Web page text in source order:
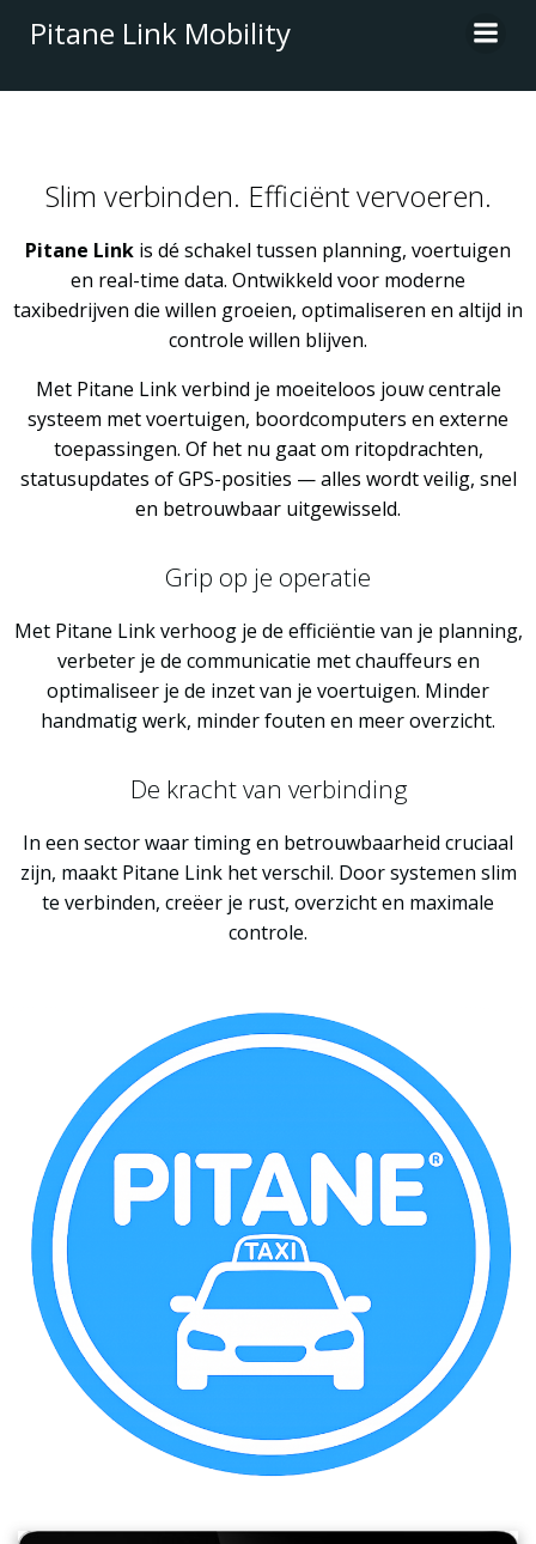
naar
inhoud
Pitane Link Mobility
Slim verbinden. Efficiënt vervoeren.
Pitane Link is dé schakel tussen planning, voertuigen
en real-time data. Ontwikkeld voor moderne
taxibedrijven die willen groeien, optimaliseren en altijd in
controle willen blijven.
Met Pitane Link verbind je moeiteloos jouw centrale
systeem met voertuigen, boordcomputers en externe
toepassingen. Of het nu gaat om ritopdrachten,
statusupdates of GPS-posities — alles wordt veilig, snel
en betrouwbaar uitgewisseld.
Grip op je operatie
Met Pitane Link verhoog je de efficiëntie van je planning,
verbeter je de communicatie met chauffeurs en
optimaliseer je de inzet van je voertuigen. Minder
handmatig werk, minder fouten en meer overzicht.
De kracht van verbinding
In een sector waar timing en betrouwbaarheid cruciaal
zijn, maakt Pitane Link het verschil. Door systemen slim
te verbinden, creëer je rust, overzicht en maximale
controle.